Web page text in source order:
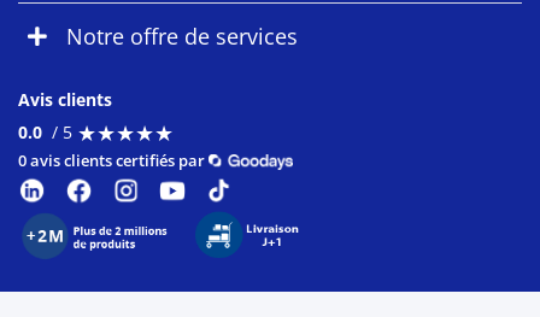
Notre offre de services
Avis clients
0.0 / 5 ★★★★★
★★★★★
0 avis clients certifiés par